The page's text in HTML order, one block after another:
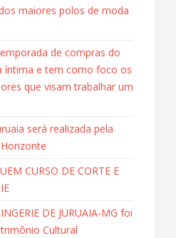
maiores polos de moda
de compras do
íntima e tem como foco os
que visam trabalhar um
será realizada pela
CURSO DE CORTE E
DE JURUAIA-MG foi
Cultural